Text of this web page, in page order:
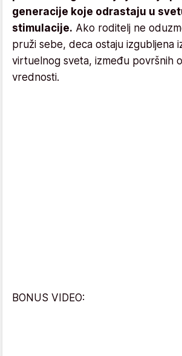
generacije koje odrastaju u
stimulacije. Ako roditelj ne
pruži sebe, deca ostaju izgubljena
virtuelnog sveta, između površnih
vrednosti.
BONUS VIDEO: